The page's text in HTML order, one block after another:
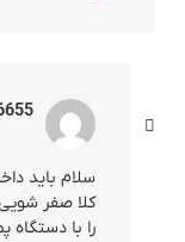
سلام باید
کلا صفر
را با